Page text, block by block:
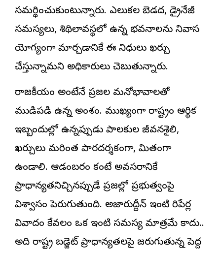
సమర్థించుకుంటున్నారు. ఎలుకల బెడద, డ్రైనేజీ
సమస్యలు, శిథిలావస్థలో ఉన్న భవనాలను నివాస
యోగ్యంగా మార్చడానికే ఈ నిధులు ఖర్చు
చేస్తున్నామని అధికారులు చెబుతున్నారు.
రాజకీయం అంటేనే ప్రజల మనోభావాలతో
ముడిపడి ఉన్న అంశం. ముఖ్యంగా రాష్ట్రం ఆర్థిక
ఇబ్బందుల్లో ఉన్నప్పుడు పాలకుల జీవనశైలి,
ఖర్చులు మరింత పారదర్శకంగా, మితంగా
ఉండాలి. ఆడంబరం కంటే అవసరానికే
ప్రాధాన్యతనిచ్చినప్పుడే ప్రజల్లో ప్రభుత్వంపై
విశ్వాసం పెరుగుతుంది. అజారుద్దీన్ ఇంటి రిపేర్ల
వివాదం కేవలం ఒక ఇంటి సమస్య మాత్రమే కాదు..
అది రాష్ట్ర బడ్జెట్ ప్రాధాన్యతలపై జరుగుతున్న పెద్ద